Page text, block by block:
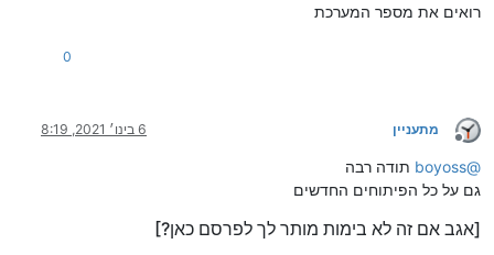
רואים את מספר המערכת
0
מנותק
מתעניין 6 בינו׳ 2021, 8:19
@
boyoss תודה רבה
גם על כל הפיתוחים החדשים
[אגב אם זה לא בימות מותר לך לפרסם כאן?]